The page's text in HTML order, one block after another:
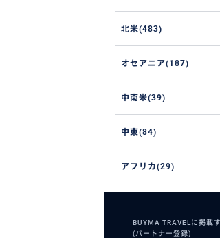
北米(483)
オセアニア(187)
中南米(39)
中東(84)
アフリカ(29)
BUYMA TRAVELに掲載
(パートナー登録)